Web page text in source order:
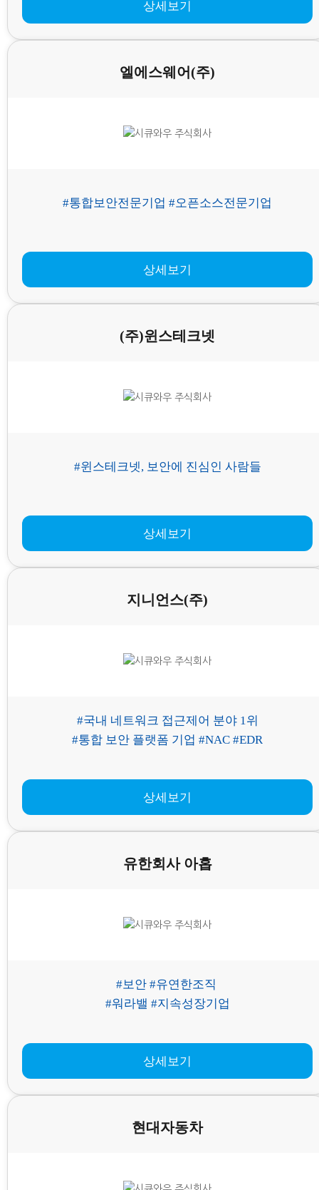
상세보기
엘에스웨어(주)
#통합보안전문기업 #오픈소스전문기업
상세보기
(주)윈스테크넷
#윈스테크넷, 보안에 진심인 사람들
상세보기
지니언스(주)
#국내 네트워크 접근제어 분야 1위
#통합 보안 플랫폼 기업 #NAC #EDR
상세보기
유한회사 아홉
#보안 #유연한조직
#워라밸 #지속성장기업
상세보기
현대자동차